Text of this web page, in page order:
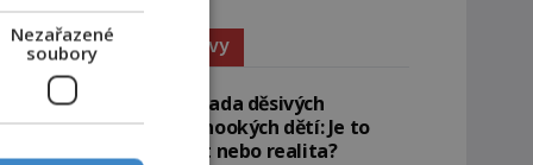
Paranormální jevy
Záhada děsivých
černookých dětí: Je to
žert nebo realita?
Nezařazené
soubory